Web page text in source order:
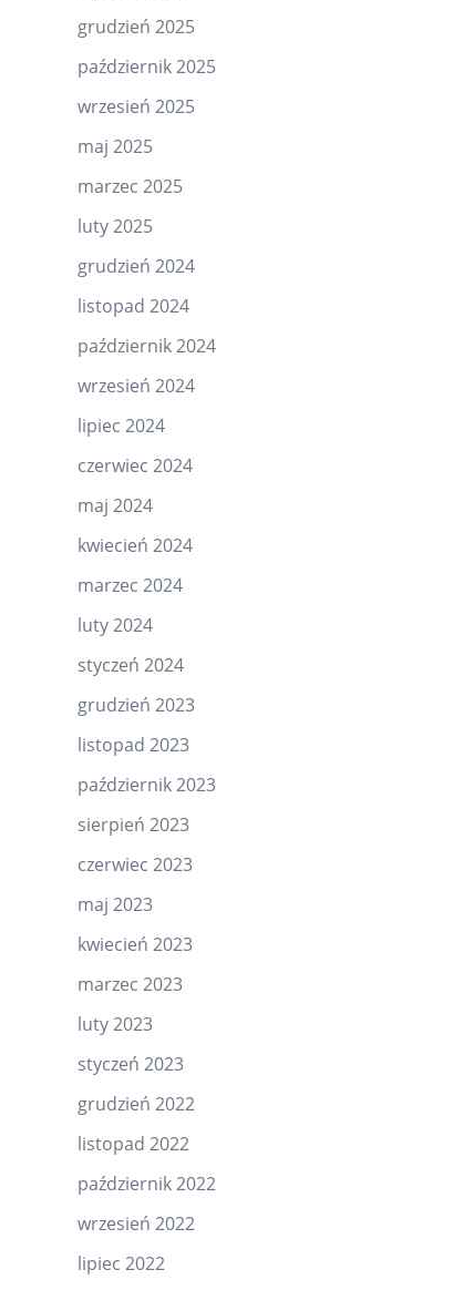
grudzień 2025
październik 2025
wrzesień 2025
maj 2025
marzec 2025
luty 2025
grudzień 2024
listopad 2024
październik 2024
wrzesień 2024
lipiec 2024
czerwiec 2024
maj 2024
kwiecień 2024
marzec 2024
luty 2024
styczeń 2024
grudzień 2023
listopad 2023
październik 2023
sierpień 2023
czerwiec 2023
maj 2023
kwiecień 2023
marzec 2023
luty 2023
styczeń 2023
grudzień 2022
listopad 2022
październik 2022
wrzesień 2022
lipiec 2022